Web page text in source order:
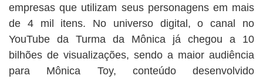
empresas que utilizam seus personagens em mais
de 4 mil itens. No universo digital, o canal no
YouTube da Turma da Mônica já chegou a 10
bilhões de visualizações, sendo a maior audiência
para Mônica Toy, conteúdo desenvolvido